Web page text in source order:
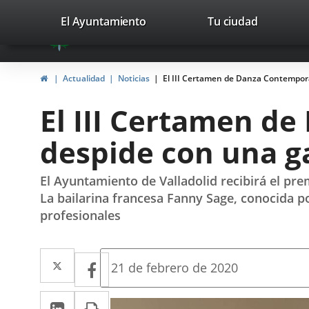
Portal
Web
del
Valladolid
avaTop
valladolid.es
El Ayuntamiento Tu ciudad
HomeActualidad Noticias El III Certamen de Danza
El III Certamen
despide con una
El Ayuntamiento de Valladolid recibirá el
La bailarina francesa Fanny Sage, conocida
profesionales
Twitter
Enlace
a
Facebook
Enlace
a
Linkedin
EnlacePrint
Fecha
la
21 de febrero de 2020